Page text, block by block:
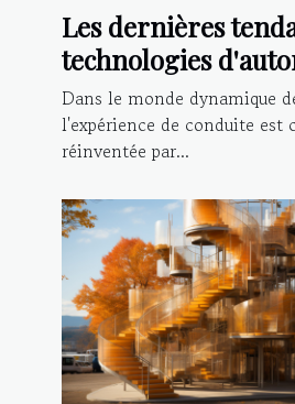
Les dernières
technologies
améliorer votre
conduite
Dans le monde dynamique
l'expérience de conduite est
réinventée par...